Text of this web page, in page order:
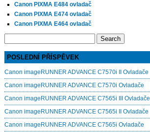
Canon PIXMA E484 ovladač
Canon PIXMA E474 ovladač
Canon PIXMA E464 ovladač
POSLEDNÍ PŘÍSPĚVEK
Canon imageRUNNER ADVANCE C7570i II Ovladače
Canon imageRUNNER ADVANCE C7570i Ovladače
Canon imageRUNNER ADVANCE C7565i III Ovladače
Canon imageRUNNER ADVANCE C7565i II Ovladače
Canon imageRUNNER ADVANCE C7565i Ovladače